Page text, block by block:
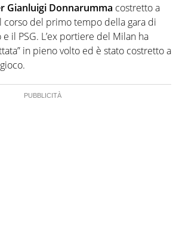
Gianluigi Donnarumma costretto a
corso del primo tempo della gara di
il PSG. L’ex portiere del Milan ha
in pieno volto ed è stato costretto a